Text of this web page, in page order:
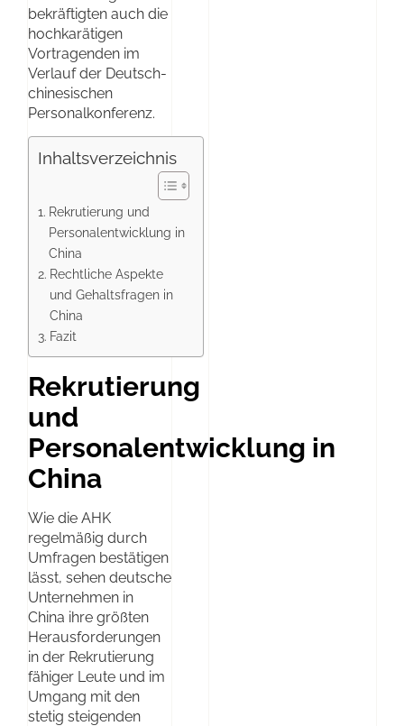
bekräftigten auch die
hochkarätigen
Vortragenden im
Verlauf der Deutsch-
chinesischen
Personalkonferenz.
Inhaltsverzeichnis
Rekrutierung und
Personalentwicklung in
China
Rechtliche Aspekte
und Gehaltsfragen in
China
Fazit
Rekrutierung
und
Personalentwicklung in
China
Wie die AHK
regelmäßig durch
Umfragen bestätigen
lässt, sehen deutsche
Unternehmen in
China ihre größten
Herausforderungen
in der Rekrutierung
fähiger Leute und im
Umgang mit den
stetig steigenden